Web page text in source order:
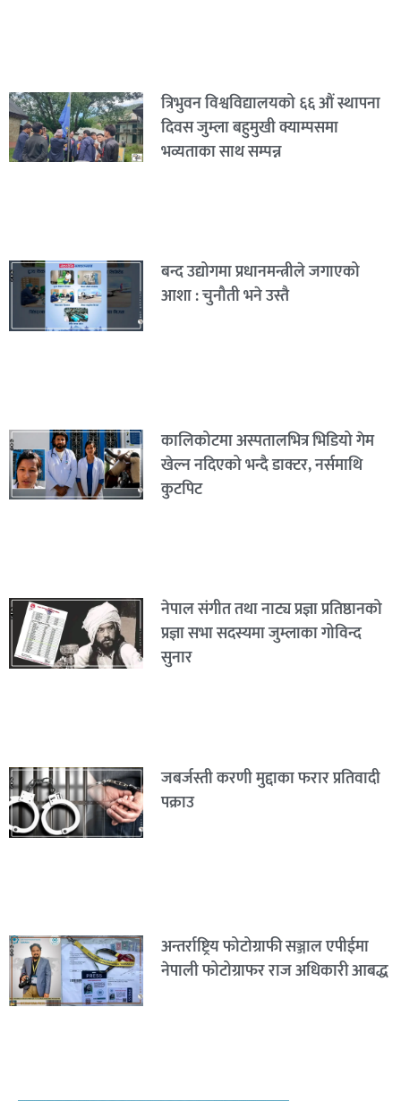
त्रिभुवन विश्वविद्यालयको ६६ औं स्थापना
दिवस जुम्ला बहुमुखी क्याम्पसमा
भव्यताका साथ सम्पन्न
बन्द उद्योगमा प्रधानमन्त्रीले जगाएको
आशा : चुनौती भने उस्तै
कालिकोटमा अस्पतालभित्र भिडियो गेम
खेल्न नदिएको भन्दै डाक्टर, नर्समाथि
कुटपिट
नेपाल संगीत तथा नाट्य प्रज्ञा प्रतिष्ठानको
प्रज्ञा सभा सदस्यमा जुम्लाका गोविन्द
सुनार
जबर्जस्ती करणी मुद्दाका फरार प्रतिवादी
पक्राउ
अन्तर्राष्ट्रिय फोटोग्राफी सञ्जाल एपीईमा
नेपाली फोटोग्राफर राज अधिकारी आबद्ध